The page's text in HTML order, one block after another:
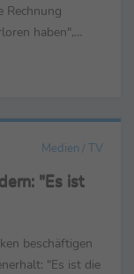
Rechnung
haben",
Medien / TV
"Es ist
beschäftigen
"Es ist die